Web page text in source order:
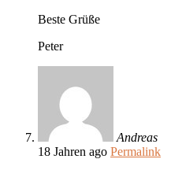
Beste Grüße
Peter
Andreas
18 Jahren ago Permalink